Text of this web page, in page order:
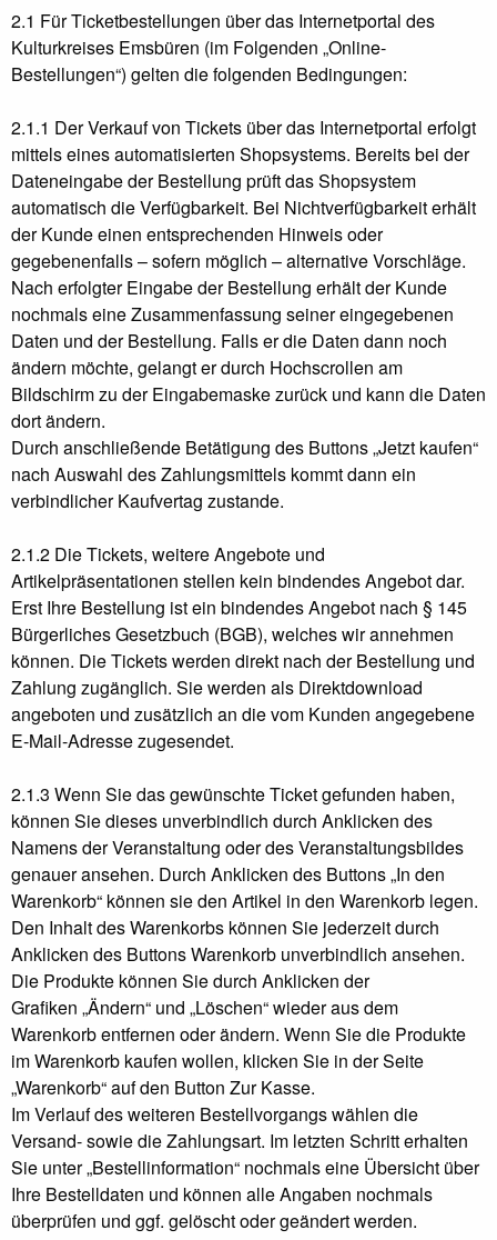
2.1 Für Ticketbestellungen über das Internetportal des
Kulturkreises Emsbüren (im Folgenden „Online-
Bestellungen“) gelten die folgenden Bedingungen:
2.1.1 Der Verkauf von Tickets über das Internetportal erfolgt
mittels eines automatisierten Shopsystems. Bereits bei der
Dateneingabe der Bestellung prüft das Shopsystem
automatisch die Verfügbarkeit. Bei Nichtverfügbarkeit erhält
der Kunde einen entsprechenden Hinweis oder
gegebenenfalls – sofern möglich – alternative Vorschläge.
Nach erfolgter Eingabe der Bestellung erhält der Kunde
nochmals eine Zusammenfassung seiner eingegebenen
Daten und der Bestellung. Falls er die Daten dann noch
ändern möchte, gelangt er durch Hochscrollen am
Bildschirm zu der Eingabemaske zurück und kann die Daten
dort ändern.
Durch anschließende Betätigung des Buttons „Jetzt kaufen“
nach Auswahl des Zahlungsmittels kommt dann ein
verbindlicher Kaufvertag zustande.
2.1.2 Die Tickets, weitere Angebote und
Artikelpräsentationen stellen kein bindendes Angebot dar.
Erst Ihre Bestellung ist ein bindendes Angebot nach § 145
Bürgerliches Gesetzbuch (BGB), welches wir annehmen
können. Die Tickets werden direkt nach der Bestellung und
Zahlung zugänglich. Sie werden als Direktdownload
angeboten und zusätzlich an die vom Kunden angegebene
E-Mail-Adresse zugesendet.
2.1.3 Wenn Sie das gewünschte Ticket gefunden haben,
können Sie dieses unverbindlich durch Anklicken des
Namens der Veranstaltung oder des Veranstaltungsbildes
genauer ansehen. Durch Anklicken des Buttons „In den
Warenkorb“ können sie den Artikel in den Warenkorb legen.
Den Inhalt des Warenkorbs können Sie jederzeit durch
Anklicken des Buttons Warenkorb unverbindlich ansehen.
Die Produkte können Sie durch Anklicken der
Grafiken „Ändern“ und „Löschen“ wieder aus dem
Warenkorb entfernen oder ändern. Wenn Sie die Produkte
im Warenkorb kaufen wollen, klicken Sie in der Seite
„Warenkorb“ auf den Button Zur Kasse.
Im Verlauf des weiteren Bestellvorgangs wählen die
Versand- sowie die Zahlungsart. Im letzten Schritt erhalten
Sie unter „Bestellinformation“ nochmals eine Übersicht über
Ihre Bestelldaten und können alle Angaben nochmals
überprüfen und ggf. gelöscht oder geändert werden.